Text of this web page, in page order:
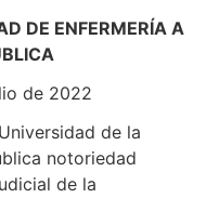
DE ENFERMERÍA A
de 2022
de la
notoriedad
de la